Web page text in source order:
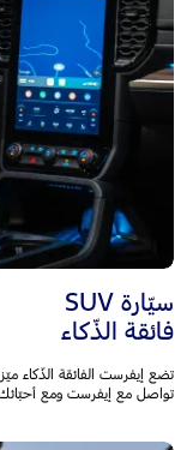
سيّارة SUV
فائقة الذّكاء
تضع إيفرست الفائقة الذّكاء
تواصل مع إيفرست ومع